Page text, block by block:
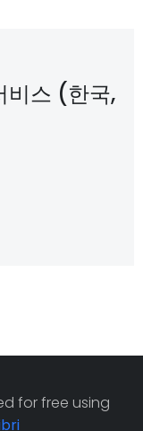
비스 (한국,
for free using